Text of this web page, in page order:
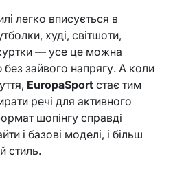
легко вписується в
худі, світшоти,
— усе це можна
зайвого напрягу. А коли
EuropaSport стає тим
речі для активного
шопінгу справді
і базові моделі, і більш
стиль.